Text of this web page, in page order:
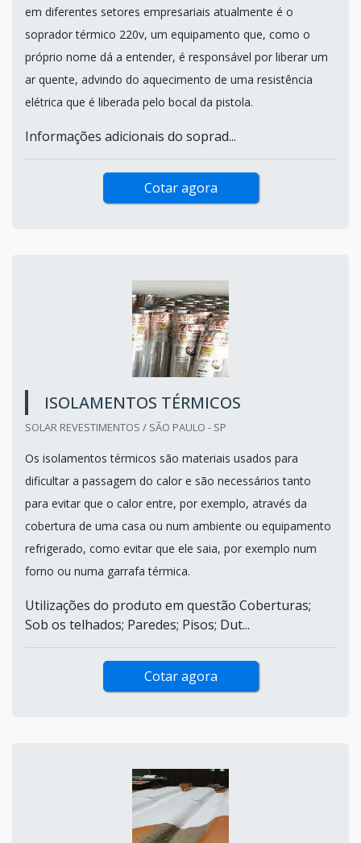
em diferentes setores empresariais atualmente é o
soprador térmico 220v, um equipamento que, como o
próprio nome dá a entender, é responsável por liberar um
ar quente, advindo do aquecimento de uma resistência
elétrica que é liberada pelo bocal da pistola.
Informações adicionais do soprad...
Cotar agora
ISOLAMENTOS TÉRMICOS
SOLAR REVESTIMENTOS / SÃO PAULO - SP
Os isolamentos térmicos são materiais usados para
dificultar a passagem do calor e são necessários tanto
para evitar que o calor entre, por exemplo, através da
cobertura de uma casa ou num ambiente ou equipamento
refrigerado, como evitar que ele saia, por exemplo num
forno ou numa garrafa térmica.
Utilizações do produto em questão Coberturas;
Sob os telhados; Paredes; Pisos; Dut...
Cotar agora